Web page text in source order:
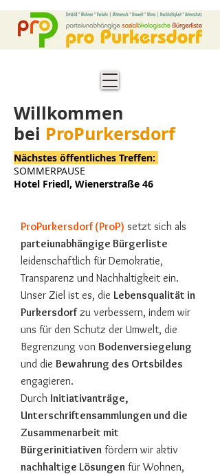
Willkommen
bei ProPurkersdorf
Nächstes öffentliches Treffen:
SOMMERPAUSE
Hotel Friedl, Wienerstraße 46
ProPurkersdorf (ProP) setzt sich als
parteiunabhängige Bürgerliste
leidenschaftlich für Demokratie,
Transparenz und Nachhaltigkeit ein.
Unser Ziel ist es, die Lebensqualität in
Purkersdorfzu verbessern, indem wir
uns für den Schutz der Umwelt, die
Begrenzung von Bodenversiegelung
und die Bewahrung des Ortsbildes
engagieren.
Durch Initiativanträge,
Unterschriftensammlungen und die
Zusammenarbeit mit
Bürgerinitiativen fördern wir aktiv
nachhaltige Lösungen für Wohnen,